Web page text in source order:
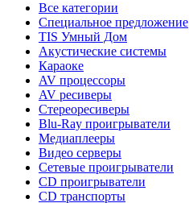
Все категории
Специальное предложение
TIS Умный Дом
Акустические системы
Караоке
AV процессоры
AV ресиверы
Стереоресиверы
Blu-Ray проигрыватели
Медиаплееры
Видео серверы
Сетевые проигрыватели
CD проигрыватели
CD транспорты